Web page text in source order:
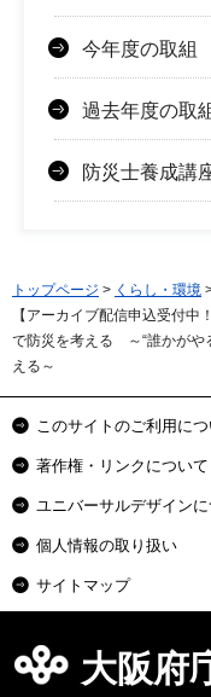
今年度の取組
過去年度の取
防災士養成講
トップページ > くらし・環境
【アーカイブ配信申込受付
で防災を考える ～“誰かがや
える～
このサイトのご利用につ
著作権・リンクについて
ユニバーサルデザイン
個人情報の取り扱い
サイトマップ
大阪府